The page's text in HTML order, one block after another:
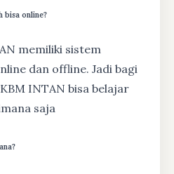
bisa online?
memiliki sistem
dan offline. Jadi bagi
INTAN bisa belajar
saja